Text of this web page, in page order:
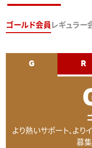
ゴールド会員 レギュラー
G R
より熱いサポート、より
募